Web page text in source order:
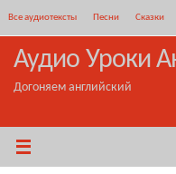
содержимому
Все аудиотексты Песни Сказки
Аудио Уроки
Догоняем английский